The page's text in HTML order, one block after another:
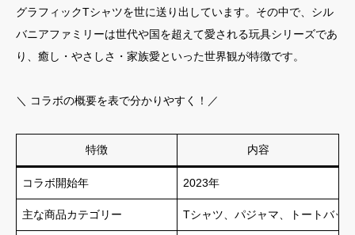
グラフィックTシャツを世に送り出しています。その中で、シル
バニアファミリーは世代や国を超えて愛される玩具シリーズであ
り、癒し・やさしさ・家族愛といった世界観が特徴です。
＼ コラボの概要を表で分かりやすく！／
特徴 内容
コラボ開始年 2023年
主な商品カテゴリー Tシャツ、パジャマ、トートバッ